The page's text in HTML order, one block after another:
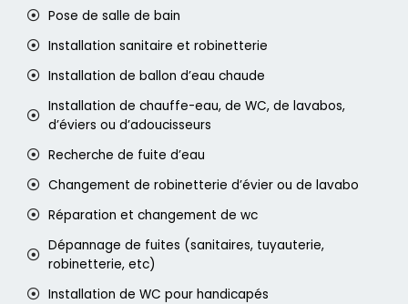
Pose de salle de bain
Installation sanitaire et robinetterie
Installation de ballon d’eau chaude
Installation de chauffe-eau, de WC, de lavabos,
d’éviers ou d’adoucisseurs
Recherche de fuite d’eau
Changement de robinetterie d’évier ou de lavabo
Réparation et changement de wc
Dépannage de fuites (sanitaires, tuyauterie,
robinetterie, etc)
Installation de WC pour handicapés